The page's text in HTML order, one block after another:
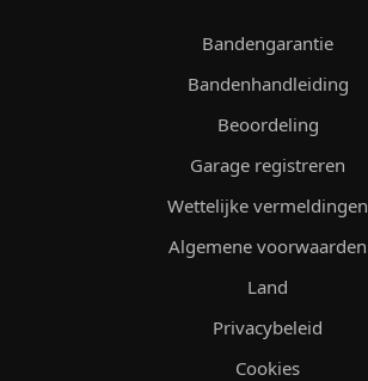
Bandengarantie
Bandenhandleiding
Beoordeling
Garage registreren
Wettelijke vermeldingen
Algemene voorwaarden
Land
Privacybeleid
Cookies